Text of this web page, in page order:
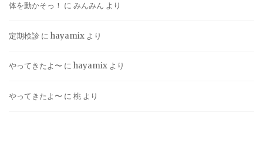
体を動かそっ！ に みんみん より
定期検診 に hayamix より
やってきたよ〜 に hayamix より
やってきたよ〜 に 桃 より